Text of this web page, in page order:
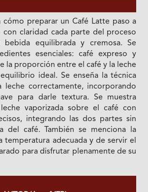
cómo preparar un Café Latte paso a
con claridad cada parte del proceso
bebida equilibrada y cremosa. Se
esenciales: café expreso y
la proporción entre el café y la leche
ideal. Se enseña la técnica
leche correctamente, incorporando
para darle textura. Se muestra
vaporizada sobre el café con
integrando las dos partes sin
del café. También se menciona la
temperatura adecuada y de servir el
para disfrutar plenamente de su